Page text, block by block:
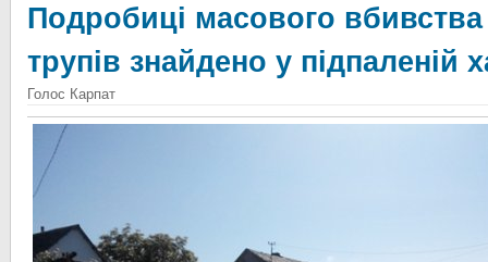
Подробиці масового
трупів знайдено у підпаленій
Голос Карпат